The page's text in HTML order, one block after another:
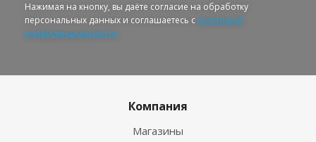
Нажимая на кнопку, вы даёте согласие на обработку
персональных данных и соглашаетесь с политикой
конфиденциальности
Компания
Магазины